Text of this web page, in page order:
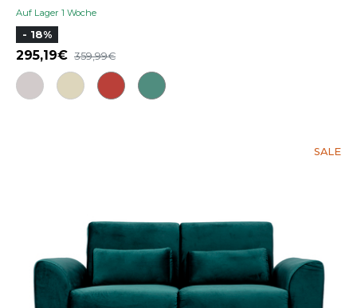
Auf Lager 1 Woche
- 18%
295,19 359,99
SALE